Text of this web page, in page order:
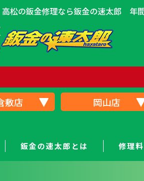
松の鈑金修理なら鈑金の速太郎 年
敷店 岡山店
鈑金の速太郎とは 修理